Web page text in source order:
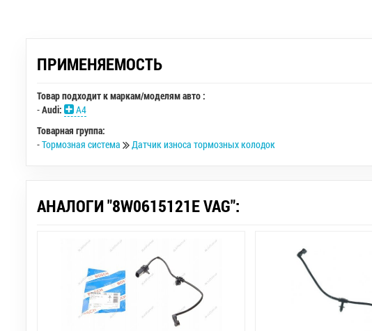
ПРИМЕНЯЕМОСТЬ
Товар подходит к маркам/моделям авто :
-Audi:
A4
Товарная группа:
-Тормозная система Датчик износа тормозных колодок
АНАЛОГИ "8W0615121E VAG":